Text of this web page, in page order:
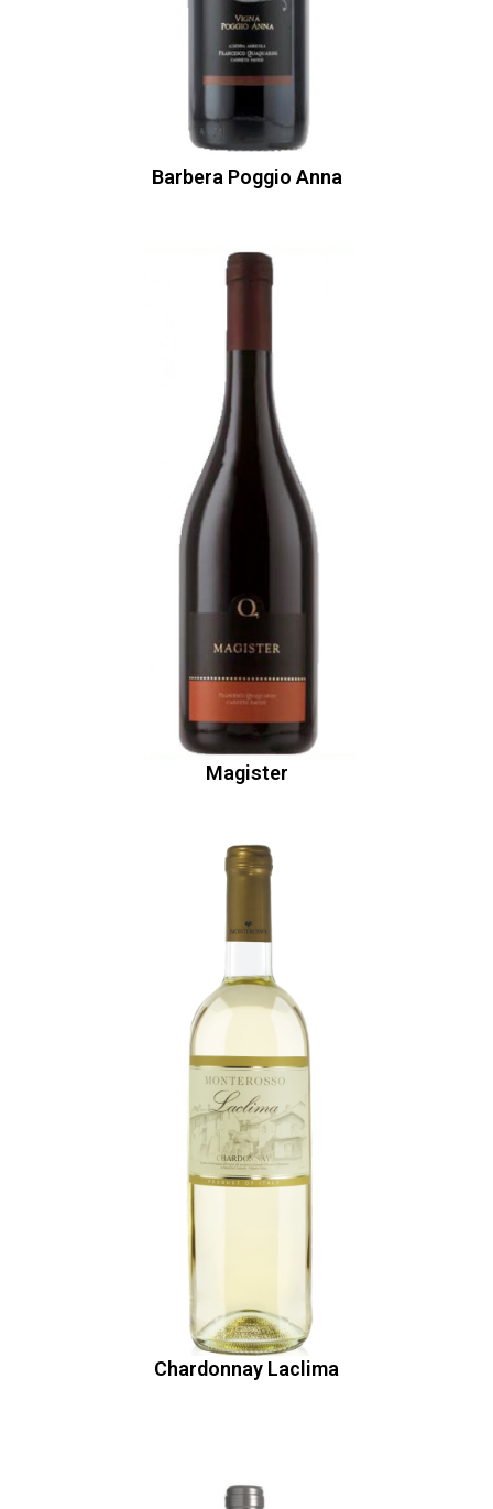
Barbera Poggio Anna
Magister
Chardonnay Laclima